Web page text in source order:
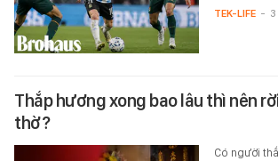
TEK-LIFE -
Thắp hương xong bao lâu thì nên
thờ?
Có người